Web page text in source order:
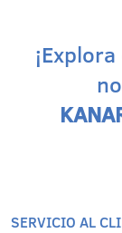
SERVICIO AL